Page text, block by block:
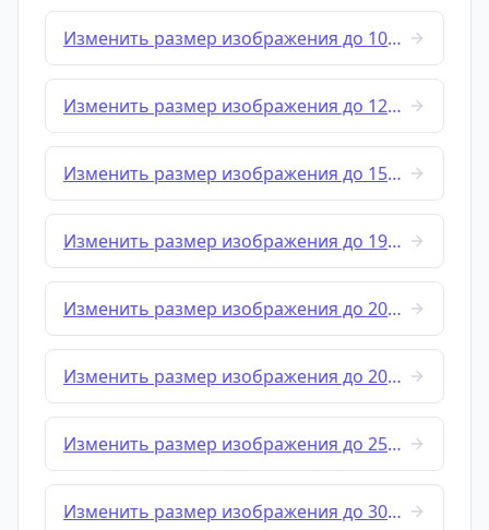
Изменить размер изображения до 1024x576
Изменить размер изображения до 1280x720
Изменить размер изображения до 1500x1000
Изменить размер изображения до 1920x1080
Изменить размер изображения до 2048x1152
Изменить размер изображения до 2048x2048
Изменить размер изображения до 2560x1440
Изменить размер изображения до 3000x3000